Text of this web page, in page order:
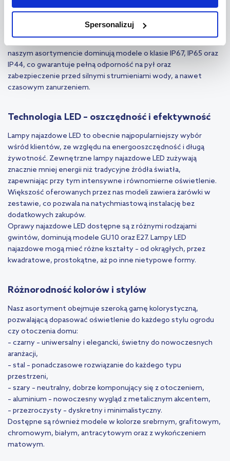
na sposób dostarczania treści niedostosowanych do potrzeb
Aby uzyskać więcej informacji na temat plików plików cookie,
kliknij „Ustawienia plików cookie”.Jeśli chcesz uzyskać więcej
informacji na temat plików cookie i tego, dlaczego ich przepisy,
przejdź do zakładek „Informacje o plikach cookie”.
Spersonalizuj
– szkła – efektowne i odporne na zarysowania,
– metalu – solidne i trwałe.
Większość lamp najazdowych przeznaczonych do montażu w
naszym asortymencie dominują modele o klasie IP67, IP65 oraz
IP44, co gwarantuje pełną odporność na pył oraz
zabezpieczenie przed silnymi strumieniami wody, a nawet
czasowym zanurzeniem.
Technologia LED – oszczędność i efektywność
Lampy najazdowe LED to obecnie najpopularniejszy wybór
wśród klientów, ze względu na energooszczędność i długą
żywotność. Zewnętrzne lampy najazdowe LED zużywają
znacznie mniej energii niż tradycyjne źródła światła,
zapewniając przy tym intensywne i równomierne oświetlenie.
Większość oferowanych przez nas modeli zawiera żarówki w
zestawie, co pozwala na natychmiastową instalację bez
dodatkowych zakupów.
Oprawy najazdowe LED dostępne są z różnymi rodzajami
gwintów, dominują modele GU10 oraz E27. Lampy LED
najazdowe mogą mieć różne kształty – od okrągłych, przez
kwadratowe, prostokątne, aż po inne nietypowe formy.
Różnorodność kolorów i stylów
Nasz asortyment obejmuje szeroką gamę kolorystyczną,
pozwalającą dopasować oświetlenie do każdego stylu ogrodu
czy otoczenia domu:
– czarny – uniwersalny i elegancki, świetny do nowoczesnych
aranżacji,
– stal – ponadczasowe rozwiązanie do każdego typu
przestrzeni,
– szary – neutralny, dobrze komponujący się z otoczeniem,
– aluminium – nowoczesny wygląd z metalicznym akcentem,
– przezroczysty – dyskretny i minimalistyczny.
Dostępne są również modele w kolorze srebrnym, grafitowym,
chromowym, białym, antracytowym oraz z wykończeniem
matowym.